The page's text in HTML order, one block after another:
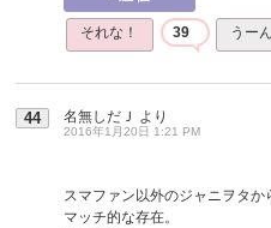
それな！ 39 うー
44 名無しだＪ より
2016年1月20日 1:21 PM
スマファン以外のジャニヲタか
マッチ的な存在。